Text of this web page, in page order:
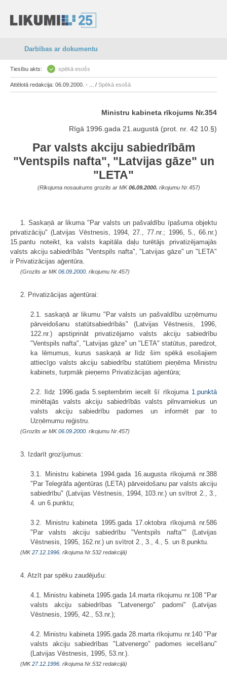
Darbības ar dokumentu
Tiesību akts: spēkā esošs
Attēlotā redakcija: 06.09.2000. - ... / Spēkā esošā
Ministru kabineta rīkojums Nr.354
Rīgā 1996.gada 21.augustā (prot. nr. 42 10.§)
Par valsts akciju sabiedrībām
"Ventspils nafta", "Latvijas gāze" un
"LETA"
(Rīkojuma nosaukums grozīts ar MK06.09.2000. rīkojumu Nr.457)
1. Saskaņā ar likuma "Par valsts un pašvaldību īpašuma objektu
privatizāciju" (Latvijas Vēstnesis, 1994, 27., 77.nr.; 1996, 5., 66.nr.)
15.pantu noteikt, ka valsts kapitāla daļu turētājs privatizējamajās
valsts akciju sabiedrībās "Ventspils nafta", "Latvijas gāze" un "LETA"
ir Privatizācijas aģentūra.
(Grozīts ar MK06.09.2000. rīkojumu Nr.457)
2. Privatizācijas aģentūrai:
2.1. saskaņā ar likumu "Par valsts un pašvaldību uzņēmumu
pārveidošanu statūtsabiedrībās" (Latvijas Vēstnesis, 1996,
122.nr.) apstiprināt privatizējamo valsts akciju sabiedrību
"Ventspils nafta", "Latvijas gāze" un "LETA" statūtus, paredzot,
ka lēmumus, kurus saskaņā ar līdz šim spēkā esošajiem
attiecīgo valsts akciju sabiedrību statūtiem pieņēma Ministru
kabinets, turpmāk pieņems Privatizācijas aģentūra;
2.2. līdz 1996.gada 5.septembrim iecelt šī rīkojuma 1.punktā
minētajās valsts akciju sabiedrībās valsts pilnvarniekus un
valsts akciju sabiedrību padomes un informēt par to
Uzņēmumu reģistru.
(Grozīts ar MK06.09.2000. rīkojumu Nr.457)
3. Izdarīt grozījumus:
3.1. Ministru kabineta 1994.gada 16.augusta rīkojumā nr.388
"Par Telegrāfa aģentūras (LETA) pārveidošanu par valsts akciju
sabiedrību" (Latvijas Vēstnesis, 1994, 103.nr.) un svītrot 2., 3.,
4. un 6.punktu;
3.2. Ministru kabineta 1995.gada 17.oktobra rīkojumā nr.586
"Par valsts akciju sabiedrību "Ventspils nafta"" (Latvijas
Vēstnesis, 1995, 162.nr.) un svītrot 2., 3., 4., 5. un 8.punktu.
(MK27.12.1996. rīkojuma Nr.532 redakcijā)
4. Atzīt par spēku zaudējušu:
4.1. Ministru kabineta 1995.gada 14.marta rīkojumu nr.108 "Par
valsts akciju sabiedrības "Latvenergo" padomi" (Latvijas
Vēstnesis, 1995, 42., 53.nr.);
4.2. Ministru kabineta 1995.gada 28.marta rīkojumu nr.140 "Par
valsts akciju sabiedrības "Latvenergo" padomes iecelšanu"
(Latvijas Vēstnesis, 1995, 53.nr.).
(MK27.12.1996. rīkojuma Nr.532 redakcijā)